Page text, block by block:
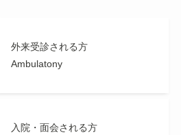
外来受診される方
Ambulatony
入院・面会される方